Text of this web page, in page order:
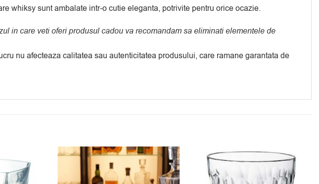
whiksy sunt ambalate intr-o cutie eleganta, potrivite pentru orice ocazie.
in care veti oferi produsul cadou va recomandam sa eliminati elementele de
nu afecteaza calitatea sau autenticitatea produsului, care ramane garantata de